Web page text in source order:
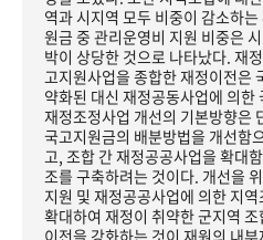
역과 시지역 모두 비중이 감소하
원금 중 관리운영비 지원 비중은
박이 상당한 것으로 나타났다. 재
고지원사업을 종합한 재정이전은
약화된 대신 재정공동사업에 의한
재정조정사업 개선의 기본방향은
국고지원금의 배분방법을 개선함
고, 조합 간 재정공공사업을 확대
조를 구축하려는 것이다. 개선을
지원 및 재정공공사업에 의한 지
확대하여 재정이 취약한 군지역
이전을 강화하는 것이 재원의 내